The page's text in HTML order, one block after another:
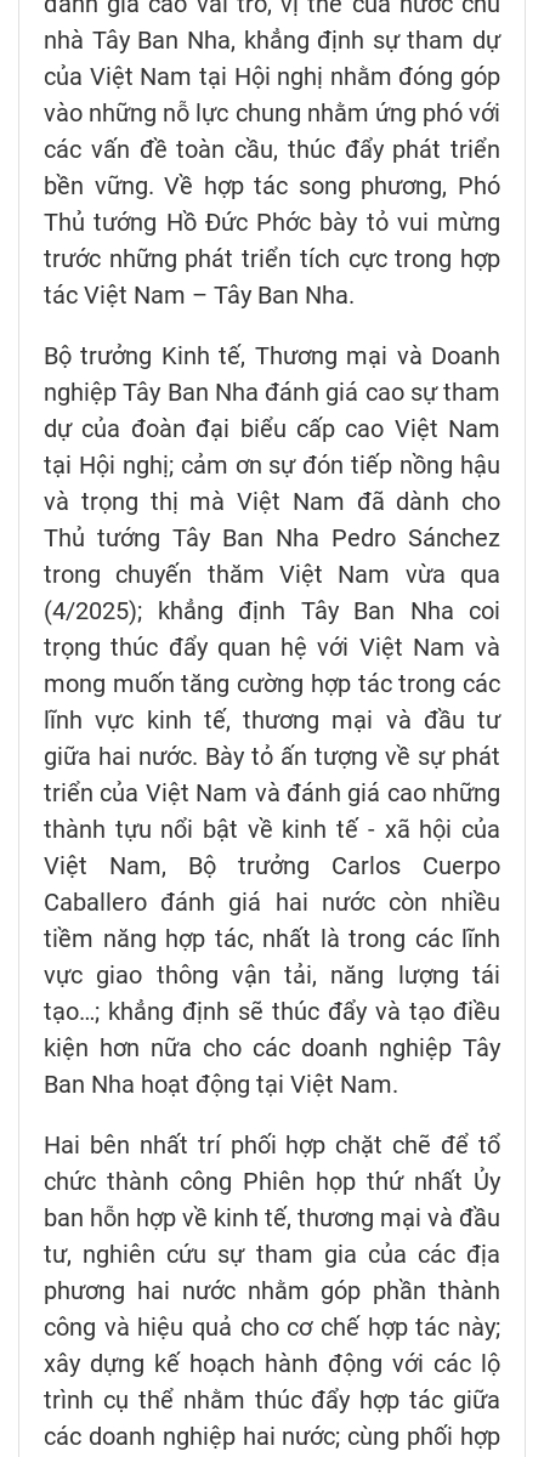
nhà Tây Ban Nha, khẳng định sự tham dự
của Việt Nam tại Hội nghị nhằm đóng góp
vào những nỗ lực chung nhằm ứng phó với
các vấn đề toàn cầu, thúc đẩy phát triển
bền vững. Về hợp tác song phương, Phó
Thủ tướng Hồ Đức Phớc bày tỏ vui mừng
trước những phát triển tích cực trong hợp
tác Việt Nam – Tây Ban Nha.
Bộ trưởng Kinh tế, Thương mại và Doanh
nghiệp Tây Ban Nha đánh giá cao sự tham
dự của đoàn đại biểu cấp cao Việt Nam
tại Hội nghị; cảm ơn sự đón tiếp nồng hậu
và trọng thị mà Việt Nam đã dành cho
Thủ tướng Tây Ban Nha Pedro Sánchez
trong chuyến thăm Việt Nam vừa qua
(4/2025); khẳng định Tây Ban Nha coi
trọng thúc đẩy quan hệ với Việt Nam và
mong muốn tăng cường hợp tác trong các
lĩnh vực kinh tế, thương mại và đầu tư
giữa hai nước. Bày tỏ ấn tượng về sự phát
triển của Việt Nam và đánh giá cao những
thành tựu nổi bật về kinh tế - xã hội của
Việt Nam, Bộ trưởng Carlos Cuerpo
Caballero đánh giá hai nước còn nhiều
tiềm năng hợp tác, nhất là trong các lĩnh
vực giao thông vận tải, năng lượng tái
tạo…; khẳng định sẽ thúc đẩy và tạo điều
kiện hơn nữa cho các doanh nghiệp Tây
Ban Nha hoạt động tại Việt Nam.
Hai bên nhất trí phối hợp chặt chẽ để tổ
chức thành công Phiên họp thứ nhất Ủy
ban hỗn hợp về kinh tế, thương mại và đầu
tư, nghiên cứu sự tham gia của các địa
phương hai nước nhằm góp phần thành
công và hiệu quả cho cơ chế hợp tác này;
xây dựng kế hoạch hành động với các lộ
trình cụ thể nhằm thúc đẩy hợp tác giữa
các doanh nghiệp hai nước; cùng phối hợp